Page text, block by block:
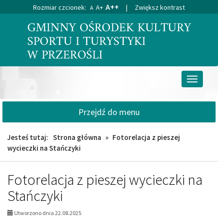
wyszukiwarki
Rozmiar czcionek: A A+ A++ | Zwiększ kontrast
Przełącz
Przejdź do menu
Jesteś tutaj: Strona główna » Fotorelacja z pieszej
wycieczki na Stańczyki
Fotorelacja z pieszej wycieczki na
Stańczyki
Utworzono dnia 22.08.2025